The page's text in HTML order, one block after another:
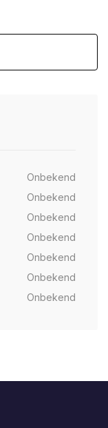
Onbekend
Onbekend
Onbekend
Onbekend
Onbekend
Onbekend
Onbekend